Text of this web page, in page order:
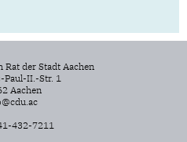
der Stadt Aachen
Paul-II.-Str. 1
Aachen
432-7211